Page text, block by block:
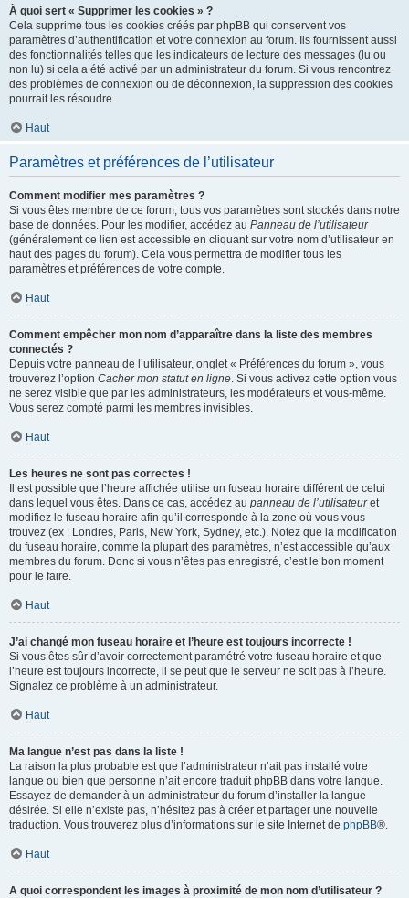
À quoi sert « Supprimer les cookies » ?
Cela supprime tous les cookies créés par phpBB qui conservent vos
paramètres d’authentification et votre connexion au forum. Ils fournissent aussi
des fonctionnalités telles que les indicateurs de lecture des messages (lu ou
non lu) si cela a été activé par un administrateur du forum. Si vous rencontrez
des problèmes de connexion ou de déconnexion, la suppression des cookies
pourrait les résoudre.
Haut
Paramètres et préférences de l’utilisateur
Comment modifier mes paramètres ?
Si vous êtes membre de ce forum, tous vos paramètres sont stockés dans notre
base de données. Pour les modifier, accédez au Panneau de l’utilisateur
(généralement ce lien est accessible en cliquant sur votre nom d’utilisateur en
haut des pages du forum). Cela vous permettra de modifier tous les
paramètres et préférences de votre compte.
Haut
Comment empêcher mon nom d’apparaître dans la liste des membres
connectés ?
Depuis votre panneau de l’utilisateur, onglet « Préférences du forum », vous
trouverez l’option Cacher mon statut en ligne. Si vous activez cette option vous
ne serez visible que par les administrateurs, les modérateurs et vous-même.
Vous serez compté parmi les membres invisibles.
Haut
Les heures ne sont pas correctes !
Il est possible que l’heure affichée utilise un fuseau horaire différent de celui
dans lequel vous êtes. Dans ce cas, accédez au panneau de l’utilisateuret
modifiez le fuseau horaire afin qu’il corresponde à la zone où vous vous
trouvez (ex : Londres, Paris, New York, Sydney, etc.). Notez que la modification
du fuseau horaire, comme la plupart des paramètres, n’est accessible qu’aux
membres du forum. Donc si vous n’êtes pas enregistré, c’est le bon moment
pour le faire.
Haut
J’ai changé mon fuseau horaire et l’heure est toujours incorrecte !
Si vous êtes sûr d’avoir correctement paramétré votre fuseau horaire et que
l’heure est toujours incorrecte, il se peut que le serveur ne soit pas à l’heure.
Signalez ce problème à un administrateur.
Haut
Ma langue n’est pas dans la liste !
La raison la plus probable est que l’administrateur n’ait pas installé votre
langue ou bien que personne n’ait encore traduit phpBB dans votre langue.
Essayez de demander à un administrateur du forum d’installer la langue
désirée. Si elle n’existe pas, n’hésitez pas à créer et partager une nouvelle
traduction. Vous trouverez plus d’informations sur le site Internet de phpBB®.
Haut
A quoi correspondent les images à proximité de mon nom d’utilisateur ?